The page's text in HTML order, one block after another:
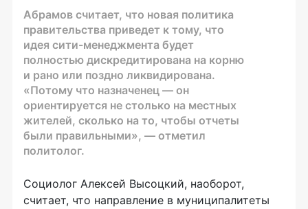
Абрамов считает, что новая политика
правительства приведет к тому, что
идея сити-менеджмента будет
полностью дискредитирована на корню
и рано или поздно ликвидирована.
«Потому что назначенец — он
ориентируется не столько на местных
жителей, сколько на то, чтобы отчеты
были правильными», — отметил
политолог.
Социолог Алексей Высоцкий, наоборот,
считает, что направление в муниципалитеты